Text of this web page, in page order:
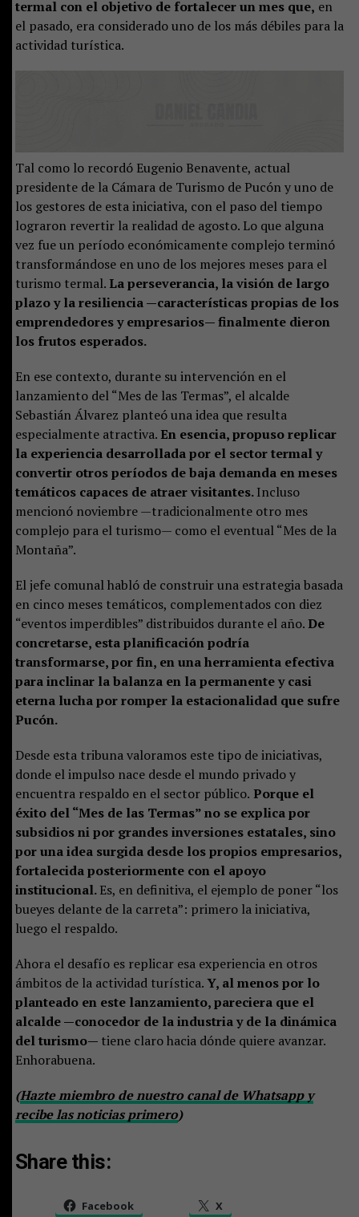
termal con el objetivo de fortalecer un mes que, en
el pasado, era considerado uno de los más débiles para la
actividad turística.
Tal como lo recordó Eugenio Benavente, actual
presidente de la Cámara de Turismo de Pucón y uno de
los gestores de esta iniciativa, con el paso del tiempo
lograron revertir la realidad de agosto. Lo que alguna
vez fue un período económicamente complejo terminó
transformándose en uno de los mejores meses para el
turismo termal. La perseverancia, la visión de largo
plazo y la resiliencia —características propias de los
emprendedores y empresarios— finalmente dieron
los frutos esperados.
En ese contexto, durante su intervención en el
lanzamiento del “Mes de las Termas”, el alcalde
Sebastián Álvarez planteó una idea que resulta
especialmente atractiva. En esencia, propuso replicar
la experiencia desarrollada por el sector termal y
convertir otros períodos de baja demanda en meses
temáticos capaces de atraer visitantes.Incluso
mencionó noviembre —tradicionalmente otro mes
complejo para el turismo— como el eventual “Mes de la
Montaña”.
El jefe comunal habló de construir una estrategia basada
en cinco meses temáticos, complementados con diez
“eventos imperdibles” distribuidos durante el año. De
concretarse, esta planificación podría
transformarse, por fin, en una herramienta efectiva
para inclinar la balanza en la permanente y casi
eterna lucha por romper la estacionalidad que sufre
Pucón.
Desde esta tribuna valoramos este tipo de iniciativas,
donde el impulso nace desde el mundo privado y
encuentra respaldo en el sector público. Porque el
éxito del “Mes de las Termas” no se explica por
subsidios ni por grandes inversiones estatales, sino
por una idea surgida desde los propios empresarios,
fortalecida posteriormente con el apoyo
institucional.Es, en definitiva, el ejemplo de poner “los
bueyes delante de la carreta”: primero la iniciativa,
luego el respaldo.
Ahora el desafío es replicar esa experiencia en otros
ámbitos de la actividad turística.Y, al menos por lo
planteado en este lanzamiento, pareciera que el
alcalde —conocedor de la industria y de la dinámica
del turismo— tiene claro hacia dónde quiere avanzar.
Enhorabuena.
(Hazte miembro de nuestro canal de Whatsapp y
recibe las noticias primero)
Share this:
Facebook X